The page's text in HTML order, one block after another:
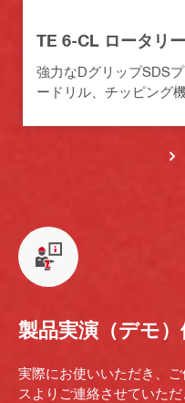
TE 6-CL ロータリ
強力なDグリップSDS
ードリル、チッピング
製品実演（デモ）
実際にお使いいただき、
スよりご連絡させていただ